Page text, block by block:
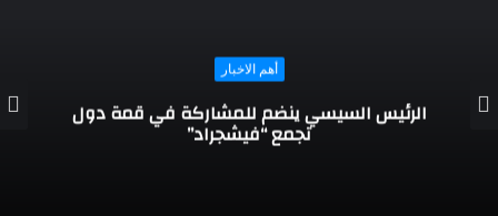
أهم الاخبار
صحة شمال سيناء: شفاء 11 حالة وتسجيل 7 حالات
إيجابية بكورونا